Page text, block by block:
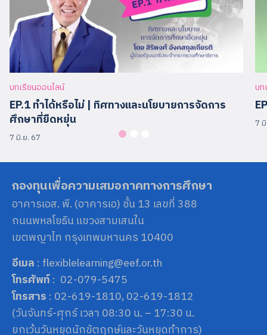
Search
บทเรียนออนไลน์
EP.1 ทำได้หรือไม่ | ทิศทางและนโยบายการจัดการ
ศึกษาที่ยืดหยุ่น
7 มิ.ย. 67
บท
7
กองทุนเพื่อความเสมอภาคทางการศึกษา
อาคารเอส. พี. (อาคารเอ) ชั้น 13 เลขที่ 388
ถนนพหลโยธิน แขวงสามเสนใน
เขตพญาไท กรุงเทพมหานคร 10400
อีเมล : flexiblelearning@eef.or.th
โทรศัพท์: 02-079-5475
โทรสาร : 02-619-1810, 02-619-1812
(วันจันทร์-ศุกร์ เวลา 08:30 น. – 17:30 น.
ยกเว้นวันหยุดนักขัตฤกษ์และวันหยุดทำการ)